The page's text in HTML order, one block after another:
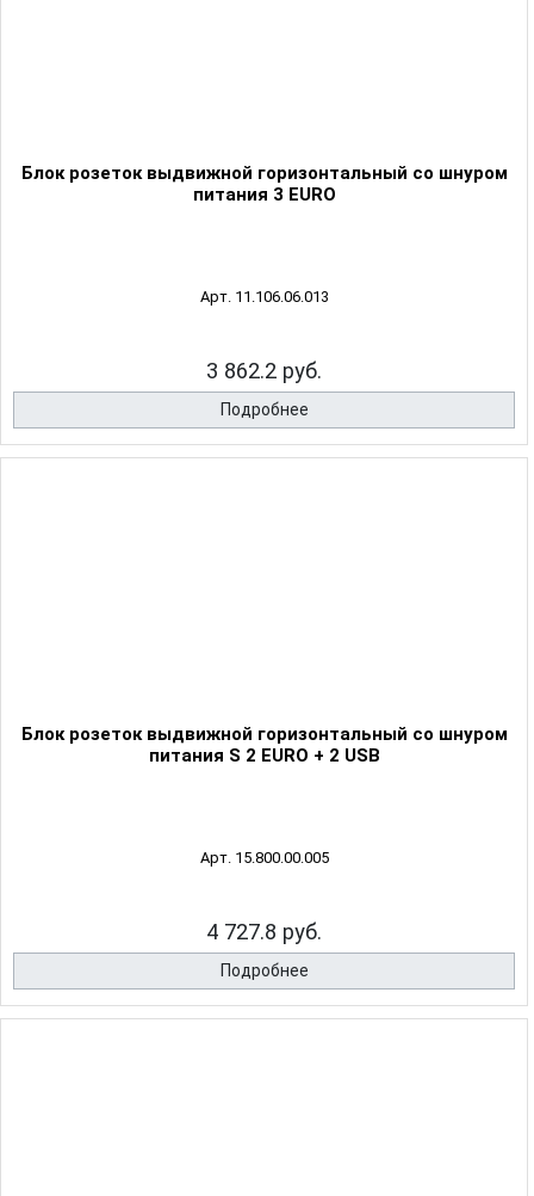
Блок розеток выдвижной горизонтальный со шнуром
питания 3 EURO
Арт. 11.106.06.013
3 862.2 руб.
Подробнее
Блок розеток выдвижной горизонтальный со шнуром
питания S 2 EURO + 2 USB
Арт. 15.800.00.005
4 727.8 руб.
Подробнее